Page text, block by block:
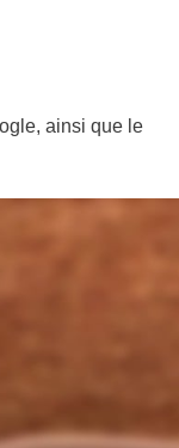
ainsi que le